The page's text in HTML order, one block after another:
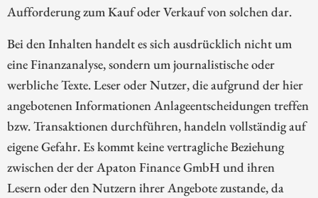
Aufforderung zum Kauf oder Verkauf von solchen dar.
Bei den Inhalten handelt es sich ausdrücklich nicht um
eine Finanzanalyse, sondern um journalistische oder
werbliche Texte. Leser oder Nutzer, die aufgrund der hier
angebotenen Informationen Anlageentscheidungen treffen
bzw. Transaktionen durchführen, handeln vollständig auf
eigene Gefahr. Es kommt keine vertragliche Beziehung
zwischen der der Apaton Finance GmbH und ihren
Lesern oder den Nutzern ihrer Angebote zustande, da